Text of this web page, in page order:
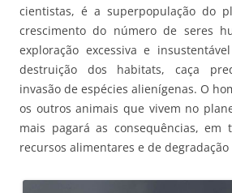
cientistas, é a superpopulação do
crescimento do número de seres
exploração excessiva e
destruição dos habitats, caça
invasão de espécies alienígenas. O
os outros animais que vivem no
mais pagará as consequências, em
recursos alimentares e de degradação